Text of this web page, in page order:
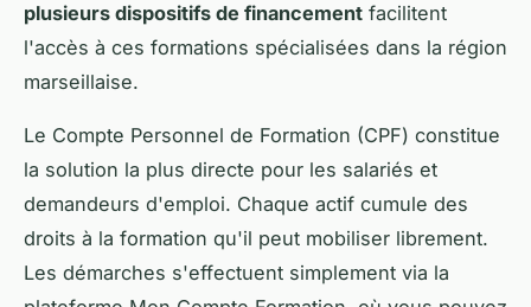
plusieurs dispositifs de financement facilitent
l'accès à ces formations spécialisées dans la région
marseillaise.
Le Compte Personnel de Formation (CPF) constitue
la solution la plus directe pour les salariés et
demandeurs d'emploi. Chaque actif cumule des
droits à la formation qu'il peut mobiliser librement.
Les démarches s'effectuent simplement via la